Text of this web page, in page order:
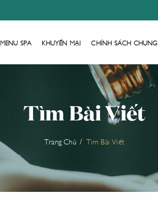
MENU SPA KHUYẾN MẠI CHÍNH SÁCH CHUNG
Tìm Bài Viết
Trang Chủ Tìm Bài Viết